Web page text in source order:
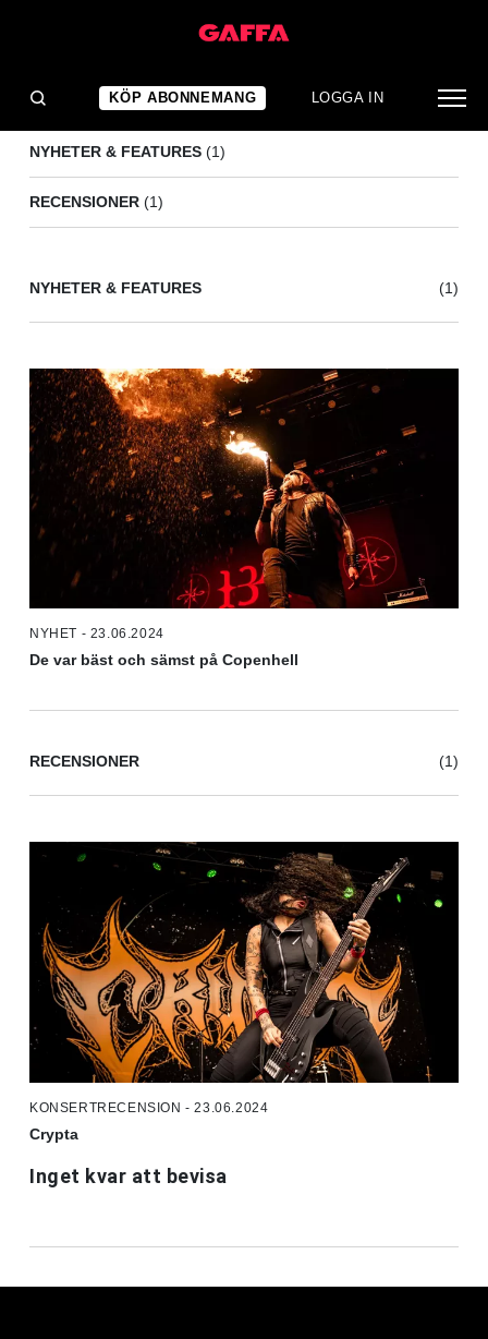
KÖP ABONNEMANG LOGGA IN
NYHETER & FEATURES (1)
RECENSIONER (1)
NYHETER & FEATURES (1)
NYHET - 23.06.2024
De var bäst och sämst på Copenhell
RECENSIONER (1)
KONSERTRECENSION - 23.06.2024
Crypta
Inget kvar att bevisa